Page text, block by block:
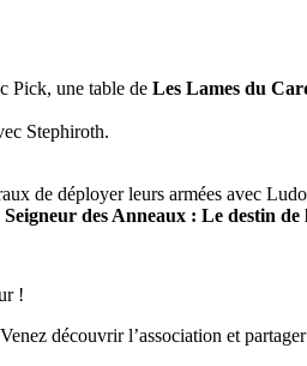
Pick, une table de Les Lames du
Stephiroth.
de déployer leurs armées avec
Seigneur des Anneaux : Le destin de
!
découvrir l’association et